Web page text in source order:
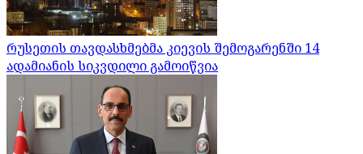
რუსეთის თავდასხმებმა კიევის შემოგარენში 14
ადამიანის სიკვდილი გამოიწვია